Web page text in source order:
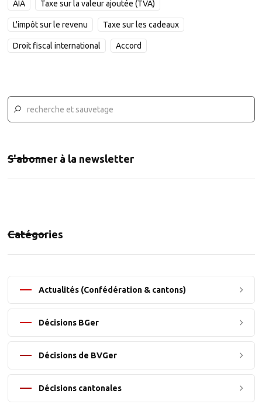
AIA Taxe sur la valeur ajoutée (TVA)
L'impôt sur le revenu Taxe sur les cadeaux
Droit fiscal international Accord
S'abonner à la newsletter
Catégories
Actualités (Confédération & cantons)
Décisions BGer
Décisions de BVGer
Décisions cantonales